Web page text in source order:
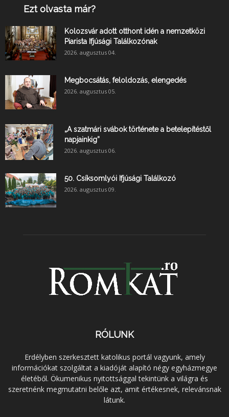
Ezt olvasta már?
Kolozsvár adott otthont idén a nemzetközi
Piarista Ifjúsági Találkozónak
2026. augusztus 04.
Megbocsátás, feloldozás, elengedés
2026. augusztus 05.
„A szatmári svábok története a betelepítéstől
napjainkig”
2026. augusztus 06.
50. Csíksomlyói Ifjúsági Találkozó
2026. augusztus 09.
RÓLUNK
Erdélyben szerkesztett katolikus portál vagyunk, amely
információkat szolgáltat a kiadóját alapító négy egyházmegye
életéből. Ökumenikus nyitottsággal tekintünk a világra és
szeretnénk megmutatni belőle azt, amit értékesnek, relevánsnak
látunk.